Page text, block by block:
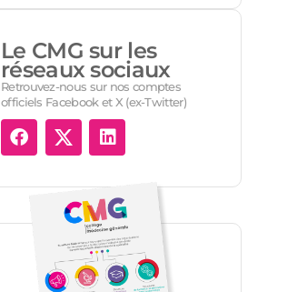
Le CMG sur les
réseaux sociaux
Retrouvez-nous sur nos comptes
officiels Facebook et X (ex-Twitter)